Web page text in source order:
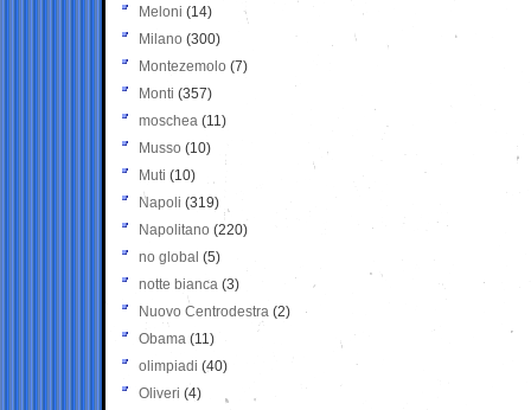
Meloni (14)
Milano (300)
Montezemolo (7)
Monti (357)
moschea (11)
Musso (10)
Muti (10)
Napoli (319)
Napolitano (220)
no global (5)
notte bianca (3)
Nuovo Centrodestra (2)
Obama (11)
olimpiadi (40)
Oliveri (4)